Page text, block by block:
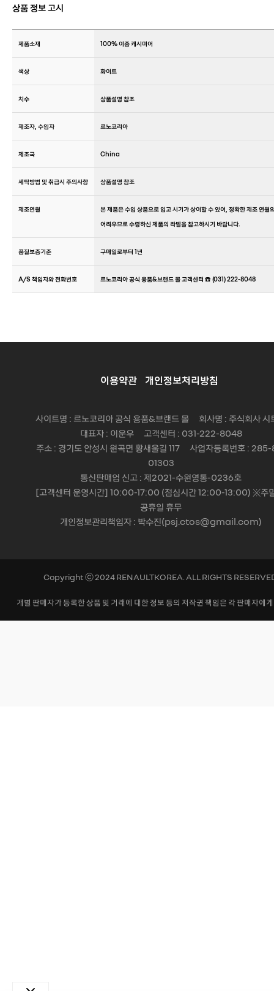
상품 정보 고시
제품소재 100% 이중 캐시미어
색상 화이트
치수 상품설명 참조
제조자, 수입자 르노코리아
제조국 China
세탁방법 및 취급시 주의사항 상품설명 참조
제조연월
본 제품은 수입 상품으로 입고 시기가 상이할 수 있어, 정확한 제조 연월
어려우므로 수령하신 제품의 라벨을 참고하시기 바랍니다.
품질보증기준 구매일로부터 1년
A/S 책임자와 전화번호 르노코리아 공식 용품&브랜드 몰 고객센터 ☎️ (031) 222-8048
이용약관 개인정보처리방침
사이트명 : 르노코리아 공식 용품&브랜드 몰 회사명 : 주식회사 시
대표자 : 이운우 고객센터 : 031-222-8048
주소 : 경기도 안성시 원곡면 황새울길 117 사업자등록번호 :
01303
통신판매업 신고 : 제2021-수원영통-0236호
[고객센터 운영시간] 10:00-17:00 (점심시간 12:00-13:00) ※주
공휴일 휴무
개인정보관리책임자 : 박수진(psj.ctos@gmail.com)
Copyright ⓒ 2024 RENAULTKOREA. ALL RIGHTS
개별 판매자가 등록한 상품 및 거래에 대한 정보 등의 저작권 책임은 각 판매자에